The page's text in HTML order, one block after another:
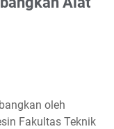
oleh
Fakultas Teknik